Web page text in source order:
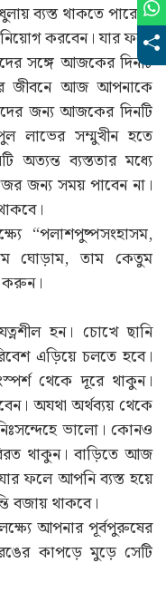
ব্যস্ত থাকতে পারেন।
করবেন। যার ফলে
সঙ্গে আজকের দিনটি
জীবনে আজ আপনাকে
জন্য আজকের দিনটি
লাভের সম্মুখীন হতে
অত্যন্ত ব্যস্ততার মধ্যে
জন্য সময় পাবেন না।
“পলাশপুষ্পসংহাসম,
ঘোড়াম, তাম কেতুম
করুন।
হন। চোখে ছানি
এড়িয়ে চলতে হবে।
থেকে দূরে থাকুন।
অযথা অর্থব্যয় থেকে
ভালো। কোনও
থাকুন। বাড়িতে আজ
ফলে আপনি ব্যস্ত হয়ে
বজায় থাকবে।
আপনার পূর্বপুরুষের
কাপড়ে মুড়ে সেটি